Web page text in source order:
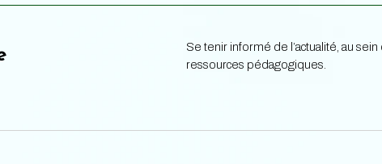
Se tenir informé de l’actualité, au
ressources pédagogiques.